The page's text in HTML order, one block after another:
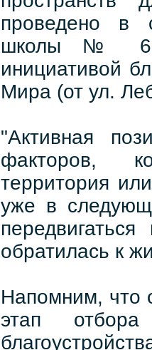
проведено в
школы № 6
инициативой
Мира (от ул.
"Активная
факторов,
территория
уже в
обратилась к
Напомним, что
этап